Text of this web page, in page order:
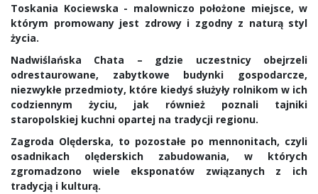
Toskania Kociewska - malowniczo położone miejsce, w
którym promowany jest zdrowy i zgodny z naturą styl
życia.
Nadwiślańska Chata – gdzie uczestnicy obejrzeli
odrestaurowane, zabytkowe budynki gospodarcze,
niezwykłe przedmioty, które kiedyś służyły rolnikom w ich
codziennym życiu, jak również poznali tajniki
staropolskiej kuchni opartej na tradycji regionu.
Zagroda Olęderska, to pozostałe po mennonitach, czyli
osadnikach olęderskich zabudowania, w których
zgromadzono wiele eksponatów związanych z ich
tradycją i kulturą.